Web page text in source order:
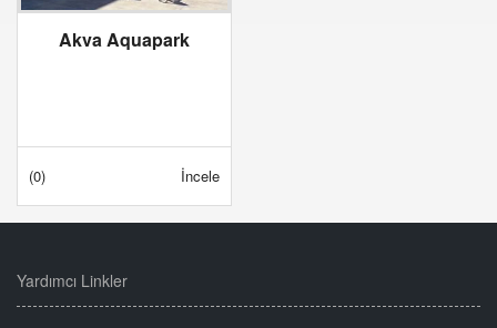
Akva Aquapark
(0) İncele
Yardımcı Linkler